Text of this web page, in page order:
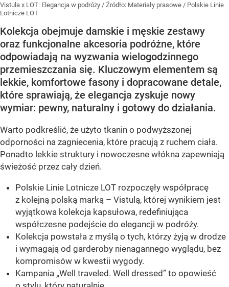
Vistula x LOT: Elegancja w podróży / Źródło: Materiały prasowe / Polskie Linie
Lotnicze LOT
Kolekcja obejmuje damskie i męskie zestawy
oraz funkcjonalne akcesoria podróżne, które
odpowiadają na wyzwania wielogodzinnego
przemieszczania się. Kluczowym elementem są
lekkie, komfortowe fasony i dopracowane detale,
które sprawiają, że elegancja zyskuje nowy
wymiar: pewny, naturalny i gotowy do działania.
Warto podkreślić, że użyto tkanin o podwyższonej
odporności na zagniecenia, które pracują z ruchem ciała.
Ponadto lekkie struktury i nowoczesne włókna zapewniają
świeżość przez cały dzień.
Polskie Linie Lotnicze LOT rozpoczęły współpracę
z kolejną polską marką – Vistulą, której wynikiem jest
wyjątkowa kolekcja kapsułowa, redefiniująca
współczesne podejście do elegancji w podróży.
Kolekcja powstała z myślą o tych, którzy żyją w drodze
i wymagają od garderoby nienagannego wyglądu, bez
kompromisów w kwestii wygody.
Kampania „Well traveled. Well dressed” to opowieść